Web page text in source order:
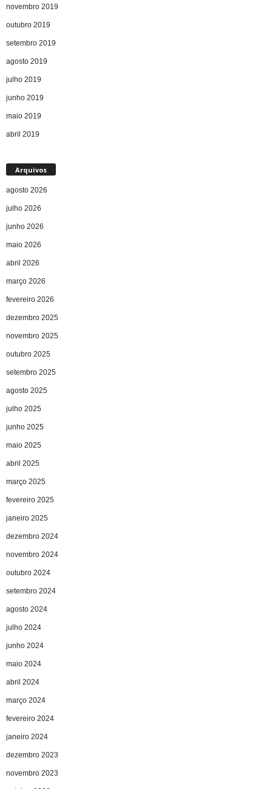
novembro 2019
outubro 2019
setembro 2019
agosto 2019
julho 2019
junho 2019
maio 2019
abril 2019
Arquivos
agosto 2026
julho 2026
junho 2026
maio 2026
abril 2026
março 2026
fevereiro 2026
dezembro 2025
novembro 2025
outubro 2025
setembro 2025
agosto 2025
julho 2025
junho 2025
maio 2025
abril 2025
março 2025
fevereiro 2025
janeiro 2025
dezembro 2024
novembro 2024
outubro 2024
setembro 2024
agosto 2024
julho 2024
junho 2024
maio 2024
abril 2024
março 2024
fevereiro 2024
janeiro 2024
dezembro 2023
novembro 2023